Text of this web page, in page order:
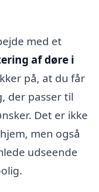
med et
af døre i
på, at du får
der passer til
Det er ikke
men også
udseende